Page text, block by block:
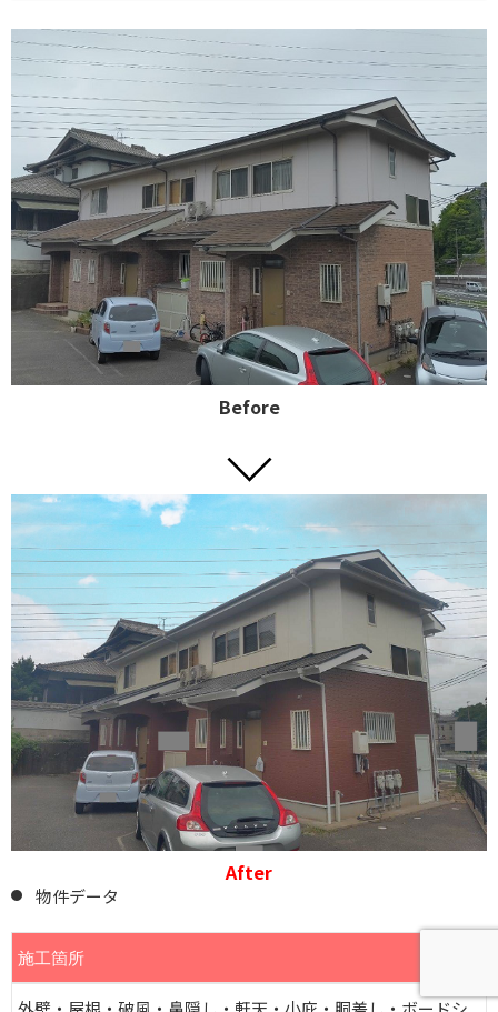
Before
After
物件データ
施工箇所